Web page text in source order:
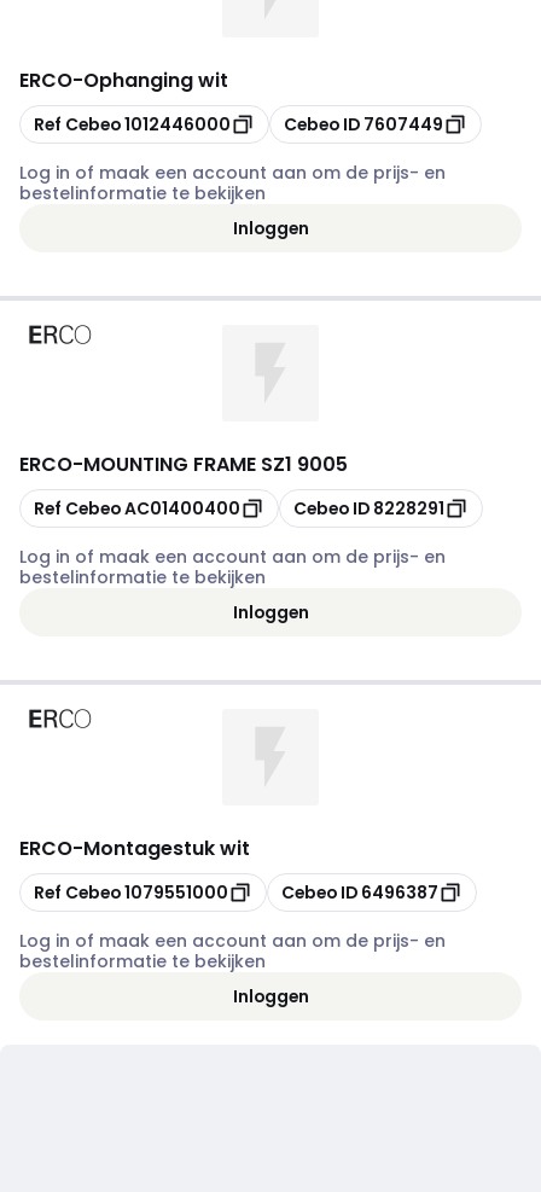
ERCO-Ophanging wit
Kopiëren
Ref Cebeo1012446000 Kopiëren
Cebeo ID 7607449
Log in of maak een account aan om de prijs- en
bestelinformatie te bekijken
Inloggen
ERCO-MOUNTING FRAME SZ1 9005
Kopiëren
Ref CebeoAC01400400 Kopiëren
Cebeo ID 8228291
Log in of maak een account aan om de prijs- en
bestelinformatie te bekijken
Inloggen
ERCO-Montagestuk wit
Kopiëren
Ref Cebeo1079551000 Kopiëren
Cebeo ID 6496387
Log in of maak een account aan om de prijs- en
bestelinformatie te bekijken
Inloggen